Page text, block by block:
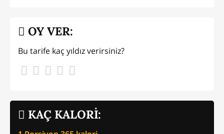
KAÇ KALORİ:
OY VER:
Bu tarife kaç yıldız verirsiniz?